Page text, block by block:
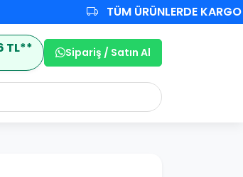
TÜM ÜRÜNLERDE KARGO
TL** Sipariş / Satın Al